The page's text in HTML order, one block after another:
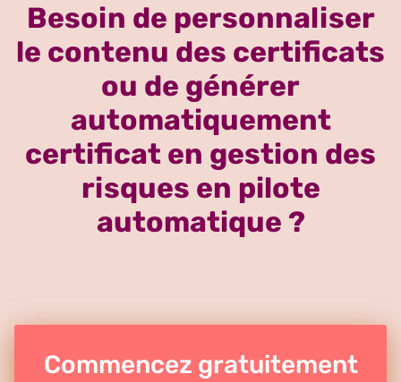
Besoin de personnaliser
le contenu des certificats
ou de générer
automatiquement
certificat en gestion des
risques en pilote
automatique ?
Commencez gratuitement